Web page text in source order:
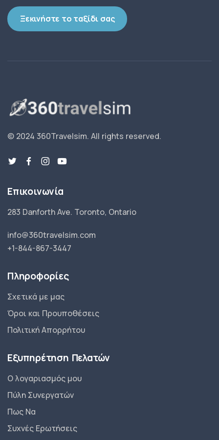
Ξεκινήστε το ταξίδι σας
© 2024 360Travelsim. All rights reserved.
Επικοινωνία
283 Danforth Ave. Toronto, Ontario
info@360travelsim.com
+1-844-867-3447
Πληροφορίες
Σχετικά με μας
Όροι και Προυποθέσεις
Πολιτική Απορρήτου
Εξυπηρέτηση Πελατών
Ο λογαριασμός μου
Πύλη Συνεργατών
Πως Να
Συχνές Ερωτήσεις